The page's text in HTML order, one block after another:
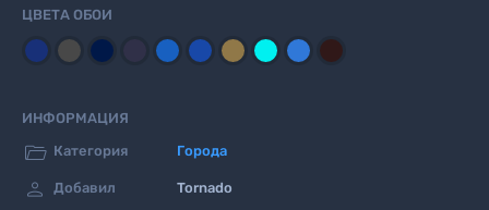
ЦВЕТА ОБОИ
ИНФОРМАЦИЯ
 Категория Города
 Добавил Tornado